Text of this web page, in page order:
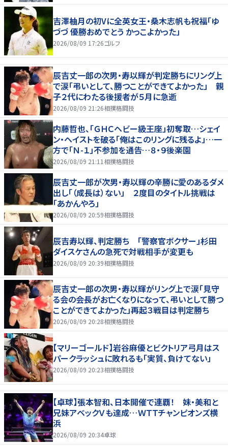
吉澤柚月の初Vに全英女王・桑木志帆も祝福「ゆ
づづ 優勝おめでとう かっこよかった」
2026/08/09 17:26ゴルフ
辰吉丈一郎の次男・寿以輝が判定勝ちにリング上
で涙「弔いとして、勝つことができてよかった」 親
子２代にわたる後援者が５月に急逝
2026/08/09 21:26相撲格闘技
内藤哲也、「ＧＨＣヘビー級王座」初奪取…シェイ
ン・ヘイストを破る「俺はこのリングに残るよ」…一
方で「Ｎ-１」不参加を通告…８・９後楽園
2026/08/09 21:11 相撲格闘技
辰吉丈一郎が次男・寿以輝の辛勝に愛のあるダメ
出し「（成長は）ない」 ２度目のタイトル挑戦は
「あかんやろ」
2026/08/09 20:59相撲格闘技
辰吉寿以輝、判定勝ち 「警察官ボクサー」杉田
ダイスケさんの急死で対戦相手が変更も
2026/08/09 20:39相撲格闘技
辰吉丈一郎の次男・寿以輝がリング上で涙「見守
る会の会長がお亡くなりになって、弔いとして勝つ
ことができてよかった」再起３戦目は判定勝ち
2026/08/09 20:28相撲格闘技
【マリーゴールド】岩谷麻優とビクトリア弓月はス
パークラッシュに敗れるも「実質、負けてない」
2026/08/09 20:23相撲格闘技
【卓球】張本智和、日本開催で連覇！ 妹・美和と
兄妹アベックＶも達成…ＷＴＴチャンピオンズ横
浜
2026/08/09 20:34卓球